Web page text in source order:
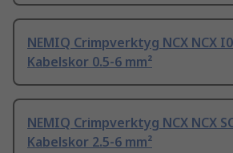
NEMIQ Crimpverktyg NCX NCX
Kabelskor 0.5-6 mm²
NEMIQ Crimpverktyg NCX NCX
Kabelskor 2.5-6 mm²